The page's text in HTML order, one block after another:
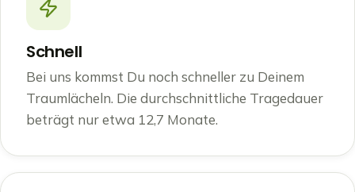
Schnell
Bei uns kommst Du noch schneller zu Deinem
Traumlächeln. Die durchschnittliche Tragedauer
beträgt nur etwa 12,7 Monate.